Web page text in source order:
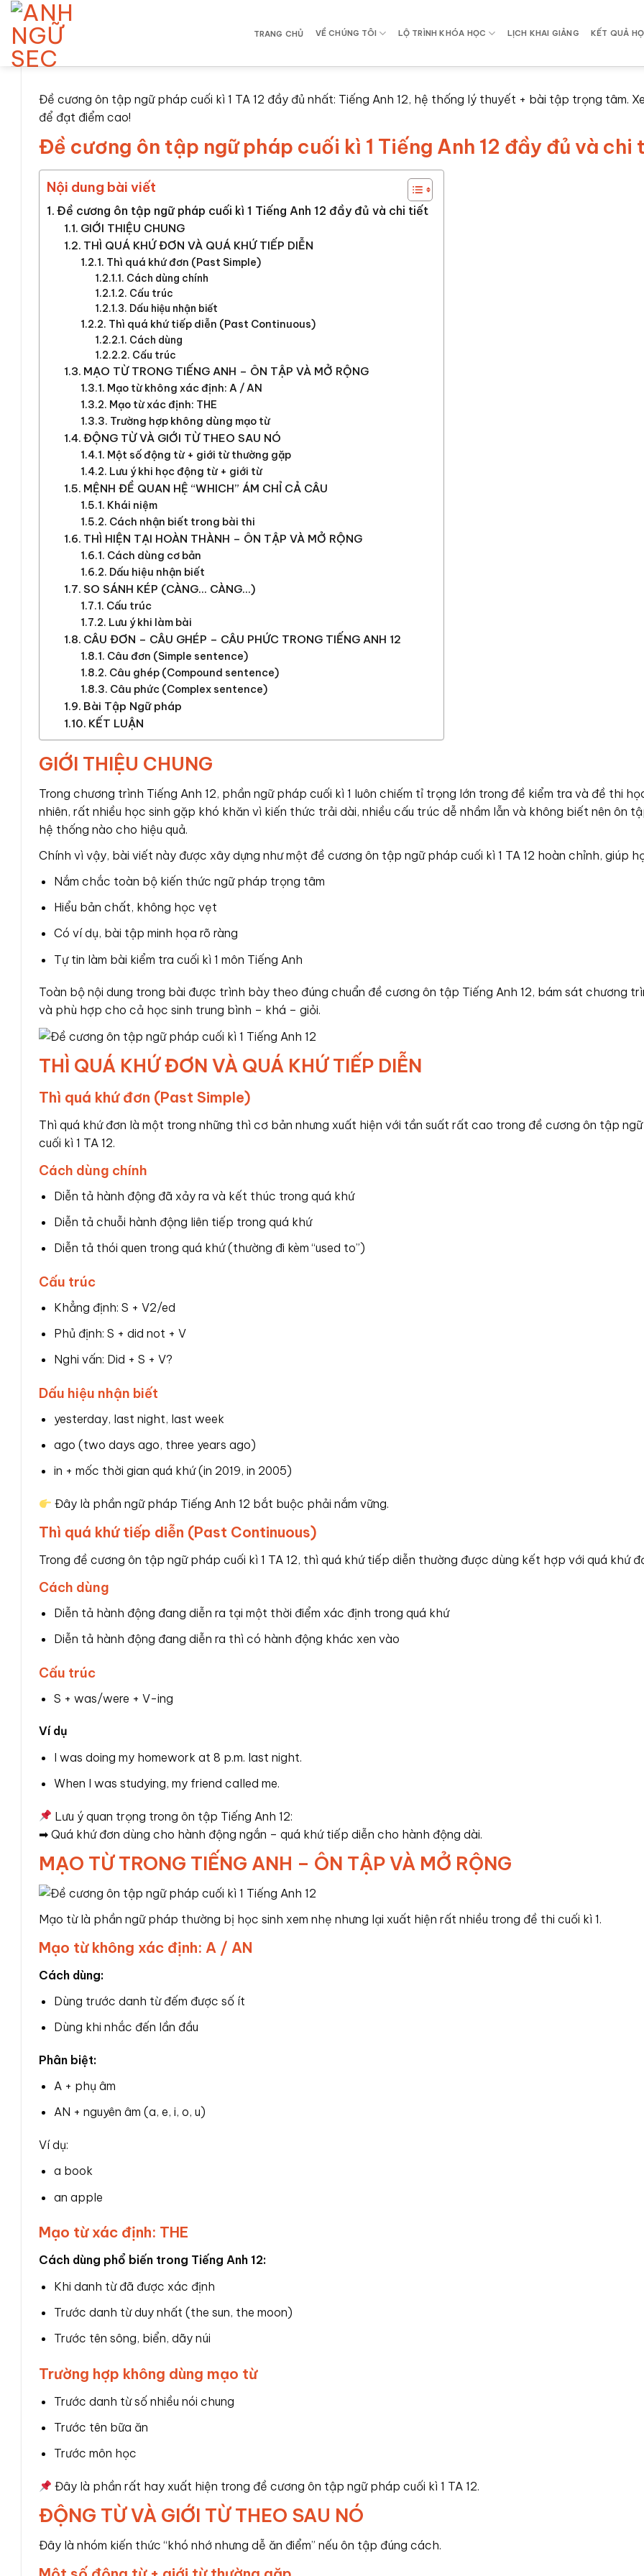
Bỏ
qua
nội
dung
TRANG CHỦ VỀ CHÚNG TÔI LỘ TRÌNH KHÓA HỌC LỊCH KHAI GIẢNG KẾT QUẢ
Đề cương ôn tập ngữ pháp cuối kì 1 TA 12 đầy đủ nhất: Tiếng Anh 12, hệ thống lý thuyết + bài tập trọng tâm.
để đạt điểm cao!
Đề cương ôn tập ngữ pháp cuối kì 1 Tiếng Anh 12 đầy đủ và chi
Nội dung bài viết
Đề cương ôn tập ngữ pháp cuối kì 1 Tiếng Anh 12 đầy đủ và chi tiết
GIỚI THIỆU CHUNG
THÌ QUÁ KHỨ ĐƠN VÀ QUÁ KHỨ TIẾP DIỄN
Thì quá khứ đơn (Past Simple)
Cách dùng chính
Cấu trúc
Dấu hiệu nhận biết
Thì quá khứ tiếp diễn (Past Continuous)
Cách dùng
Cấu trúc
MẠO TỪ TRONG TIẾNG ANH – ÔN TẬP VÀ MỞ RỘNG
Mạo từ không xác định: A / AN
Mạo từ xác định: THE
Trường hợp không dùng mạo từ
ĐỘNG TỪ VÀ GIỚI TỪ THEO SAU NÓ
Một số động từ + giới từ thường gặp
Lưu ý khi học động từ + giới từ
MỆNH ĐỀ QUAN HỆ “WHICH” ÁM CHỈ CẢ CÂU
Khái niệm
Cách nhận biết trong bài thi
THÌ HIỆN TẠI HOÀN THÀNH – ÔN TẬP VÀ MỞ RỘNG
Cách dùng cơ bản
Dấu hiệu nhận biết
SO SÁNH KÉP (CÀNG… CÀNG…)
Cấu trúc
Lưu ý khi làm bài
CÂU ĐƠN – CÂU GHÉP – CÂU PHỨC TRONG TIẾNG ANH 12
Câu đơn (Simple sentence)
Câu ghép (Compound sentence)
Câu phức (Complex sentence)
Bài Tập Ngữ pháp
KẾT LUẬN
GIỚI THIỆU CHUNG
Trong chương trình Tiếng Anh 12, phần ngữ pháp cuối kì 1 luôn chiếm tỉ trọng lớn trong đề kiểm tra và đề thi
nhiên, rất nhiều học sinh gặp khó khăn vì kiến thức trải dài, nhiều cấu trúc dễ nhầm lẫn và không biết nên ôn
hệ thống nào cho hiệu quả.
Chính vì vậy, bài viết này được xây dựng như một đề cương ôn tập ngữ pháp cuối kì 1 TA 12 hoàn chỉnh, giúp
Nắm chắc toàn bộ kiến thức ngữ pháp trọng tâm
Hiểu bản chất, không học vẹt
Có ví dụ, bài tập minh họa rõ ràng
Tự tin làm bài kiểm tra cuối kì 1 môn Tiếng Anh
Toàn bộ nội dung trong bài được trình bày theo đúng chuẩn đề cương ôn tập Tiếng Anh 12, bám sát chương
và phù hợp cho cả học sinh trung bình – khá – giỏi.
THÌ QUÁ KHỨ ĐƠN VÀ QUÁ KHỨ TIẾP DIỄN
Thì quá khứ đơn (Past Simple)
Thì quá khứ đơn là một trong những thì cơ bản nhưng xuất hiện với tần suất rất cao trong đề cương ôn tập
cuối kì 1 TA 12.
Cách dùng chính
Diễn tả hành động đã xảy ra và kết thúc trong quá khứ
Diễn tả chuỗi hành động liên tiếp trong quá khứ
Diễn tả thói quen trong quá khứ (thường đi kèm “used to”)
Cấu trúc
Khẳng định: S + V2/ed
Phủ định: S + did not + V
Nghi vấn: Did + S + V?
Dấu hiệu nhận biết
yesterday, last night, last week
ago (two days ago, three years ago)
in + mốc thời gian quá khứ (in 2019, in 2005)
Đây là phần ngữ pháp Tiếng Anh 12 bắt buộc phải nắm vững.
Thì quá khứ tiếp diễn (Past Continuous)
Trong đề cương ôn tập ngữ pháp cuối kì 1 TA 12, thì quá khứ tiếp diễn thường được dùng kết hợp với quá khứ
Cách dùng
Diễn tả hành động đang diễn ra tại một thời điểm xác định trong quá khứ
Diễn tả hành động đang diễn ra thì có hành động khác xen vào
Cấu trúc
S + was/were + V-ing
Ví dụ
I was doing my homework at 8 p.m. last night.
When I was studying, my friend called me.
Lưu ý quan trọng trong ôn tập Tiếng Anh 12:
➡ Quá khứ đơn dùng cho hành động ngắn – quá khứ tiếp diễn cho hành động dài.
MẠO TỪ TRONG TIẾNG ANH – ÔN TẬP VÀ MỞ RỘNG
Mạo từ là phần ngữ pháp thường bị học sinh xem nhẹ nhưng lại xuất hiện rất nhiều trong đề thi cuối kì 1.
Mạo từ không xác định: A / AN
Cách dùng:
Dùng trước danh từ đếm được số ít
Dùng khi nhắc đến lần đầu
Phân biệt:
A + phụ âm
AN + nguyên âm (a, e, i, o, u)
Ví dụ:
a book
an apple
Mạo từ xác định: THE
Cách dùng phổ biến trong Tiếng Anh 12:
Khi danh từ đã được xác định
Trước danh từ duy nhất (the sun, the moon)
Trước tên sông, biển, dãy núi
Trường hợp không dùng mạo từ
Trước danh từ số nhiều nói chung
Trước tên bữa ăn
Trước môn học
Đây là phần rất hay xuất hiện trong đề cương ôn tập ngữ pháp cuối kì 1 TA 12.
ĐỘNG TỪ VÀ GIỚI TỪ THEO SAU NÓ
Đây là nhóm kiến thức “khó nhớ nhưng dễ ăn điểm” nếu ôn tập đúng cách.